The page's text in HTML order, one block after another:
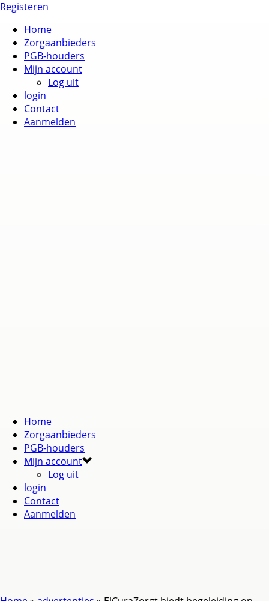
Registeren
Home
Zorgaanbieders
PGB-houders
Mijn account
Log uit
login
Contact
Aanmelden
Home
Zorgaanbieders
PGB-houders
Mijn account
Log uit
login
Contact
Aanmelden